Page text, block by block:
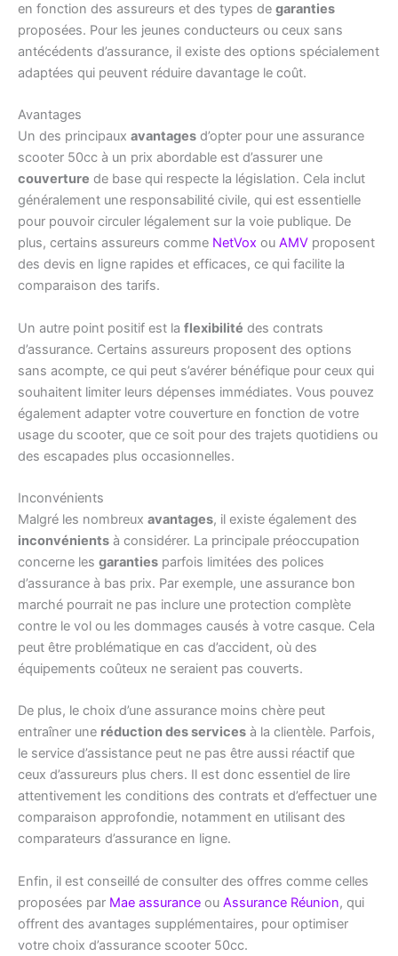
en fonction des assureurs et des types de garanties
proposées. Pour les jeunes conducteurs ou ceux sans
antécédents d’assurance, il existe des options spécialement
adaptées qui peuvent réduire davantage le coût.
Avantages
Un des principaux avantages d’opter pour une assurance
scooter 50cc à un prix abordable est d’assurer une
couverture de base qui respecte la législation. Cela inclut
généralement une responsabilité civile, qui est essentielle
pour pouvoir circuler légalement sur la voie publique. De
plus, certains assureurs comme NetVox ou AMV proposent
des devis en ligne rapides et efficaces, ce qui facilite la
comparaison des tarifs.
Un autre point positif est la flexibilité des contrats
d’assurance. Certains assureurs proposent des options
sans acompte, ce qui peut s’avérer bénéfique pour ceux qui
souhaitent limiter leurs dépenses immédiates. Vous pouvez
également adapter votre couverture en fonction de votre
usage du scooter, que ce soit pour des trajets quotidiens ou
des escapades plus occasionnelles.
Inconvénients
Malgré les nombreux avantages, il existe également des
inconvénients à considérer. La principale préoccupation
concerne les garanties parfois limitées des polices
d’assurance à bas prix. Par exemple, une assurance bon
marché pourrait ne pas inclure une protection complète
contre le vol ou les dommages causés à votre casque. Cela
peut être problématique en cas d’accident, où des
équipements coûteux ne seraient pas couverts.
De plus, le choix d’une assurance moins chère peut
entraîner une réduction des services à la clientèle. Parfois,
le service d’assistance peut ne pas être aussi réactif que
ceux d’assureurs plus chers. Il est donc essentiel de lire
attentivement les conditions des contrats et d’effectuer une
comparaison approfondie, notamment en utilisant des
comparateurs d’assurance en ligne.
Enfin, il est conseillé de consulter des offres comme celles
proposées par Mae assurance ou Assurance Réunion, qui
offrent des avantages supplémentaires, pour optimiser
votre choix d’assurance scooter 50cc.